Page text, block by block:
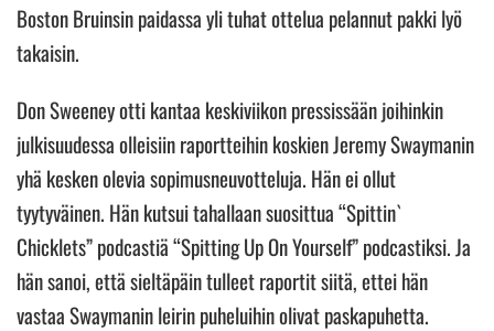
Boston Bruinsin paidassa yli tuhat ottelua pelannut pakki lyö
takaisin.
Don Sweeney otti kantaa keskiviikon pressissään joihinkin
julkisuudessa olleisiin raportteihin koskien Jeremy Swaymanin
yhä kesken olevia sopimusneuvotteluja. Hän ei ollut
tyytyväinen. Hän kutsui tahallaan suosittua “Spittin`
Chicklets” podcastiä “Spitting Up On Yourself” podcastiksi. Ja
hän sanoi, että sieltäpäin tulleet raportit siitä, ettei hän
vastaa Swaymanin leirin puheluihin olivat paskapuhetta.